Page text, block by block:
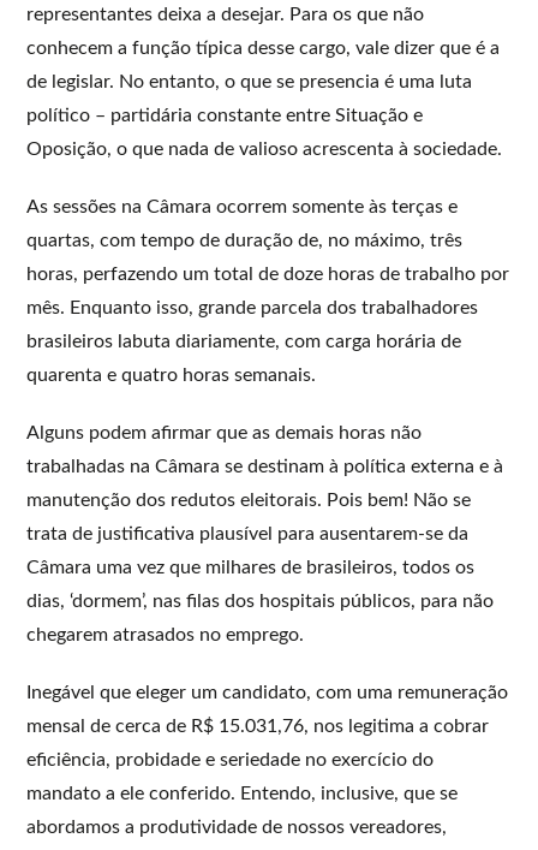
representantes deixa a desejar. Para os que não
conhecem a função típica desse cargo, vale dizer que é a
de legislar. No entanto, o que se presencia é uma luta
político – partidária constante entre Situação e
Oposição, o que nada de valioso acrescenta à sociedade.
As sessões na Câmara ocorrem somente às terças e
quartas, com tempo de duração de, no máximo, três
horas, perfazendo um total de doze horas de trabalho por
mês. Enquanto isso, grande parcela dos trabalhadores
brasileiros labuta diariamente, com carga horária de
quarenta e quatro horas semanais.
Alguns podem afirmar que as demais horas não
trabalhadas na Câmara se destinam à política externa e à
manutenção dos redutos eleitorais. Pois bem! Não se
trata de justificativa plausível para ausentarem-se da
Câmara uma vez que milhares de brasileiros, todos os
dias, ‘dormem’, nas filas dos hospitais públicos, para não
chegarem atrasados no emprego.
Inegável que eleger um candidato, com uma remuneração
mensal de cerca de R$ 15.031,76, nos legitima a cobrar
eficiência, probidade e seriedade no exercício do
mandato a ele conferido. Entendo, inclusive, que se
abordamos a produtividade de nossos vereadores,